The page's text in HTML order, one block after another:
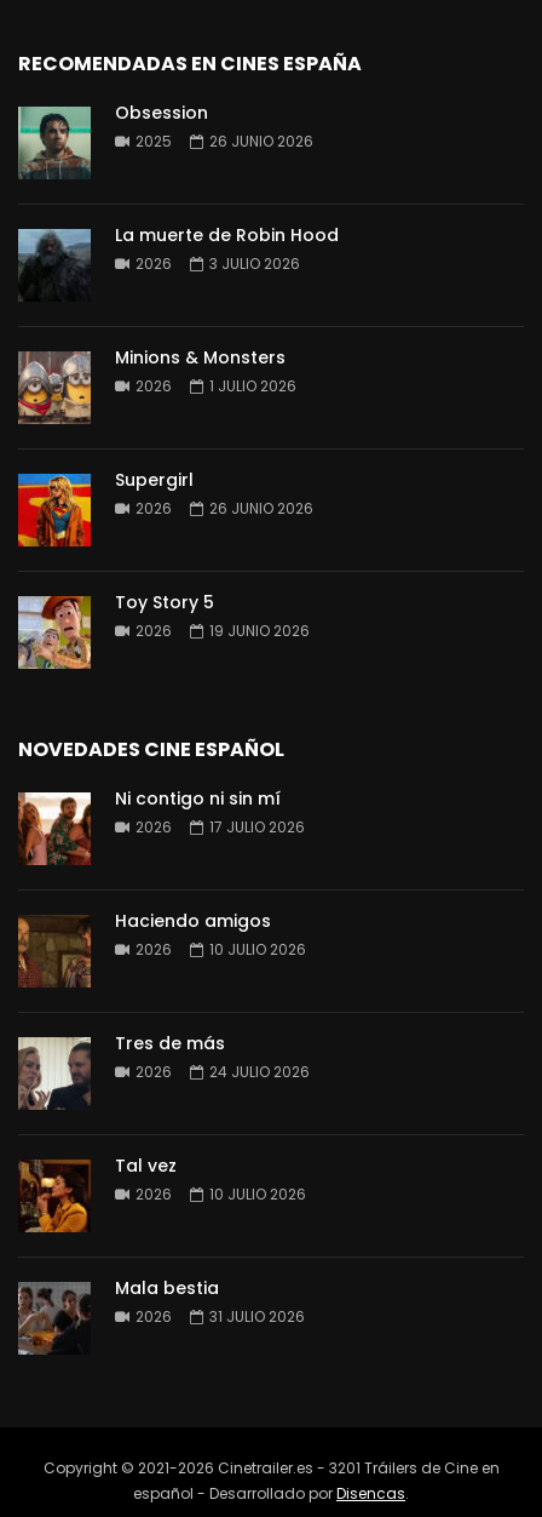
RECOMENDADAS EN CINES ESPAÑA
Obsession
2025 26 JUNIO 2026
La muerte de Robin Hood
2026 3 JULIO 2026
Minions & Monsters
2026 1 JULIO 2026
Supergirl
2026 26 JUNIO 2026
Toy Story 5
2026 19 JUNIO 2026
NOVEDADES CINE ESPAÑOL
Ni contigo ni sin mí
2026 17 JULIO 2026
Haciendo amigos
2026 10 JULIO 2026
Tres de más
2026 24 JULIO 2026
Tal vez
2026 10 JULIO 2026
Mala bestia
2026 31 JULIO 2026
Copyright © 2021-2026 Cinetrailer.es - 3201 Tráilers de Cine en
español - Desarrollado porDisencas.